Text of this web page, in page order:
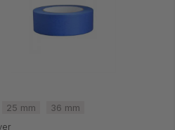
25 mm
36 mm